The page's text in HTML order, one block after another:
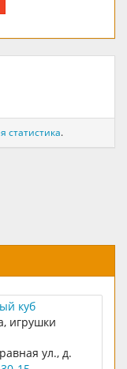
статистика.
куб
игрушки
ул., д.